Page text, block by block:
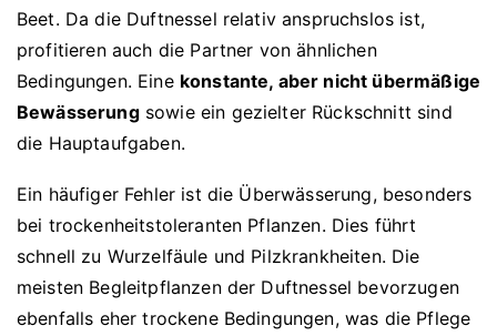
Beet. Da die Duftnessel relativ anspruchslos ist,
profitieren auch die Partner von ähnlichen
Bedingungen. Eine konstante, aber nicht übermäßige
Bewässerungsowie ein gezielter Rückschnitt sind
die Hauptaufgaben.
Ein häufiger Fehler ist die Überwässerung, besonders
bei trockenheitstoleranten Pflanzen. Dies führt
schnell zu Wurzelfäule und Pilzkrankheiten. Die
meisten Begleitpflanzen der Duftnessel bevorzugen
ebenfalls eher trockene Bedingungen, was die Pflege